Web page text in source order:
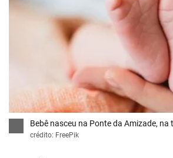
Bebê nasceu na Ponte da Amizade,
crédito: FreePik